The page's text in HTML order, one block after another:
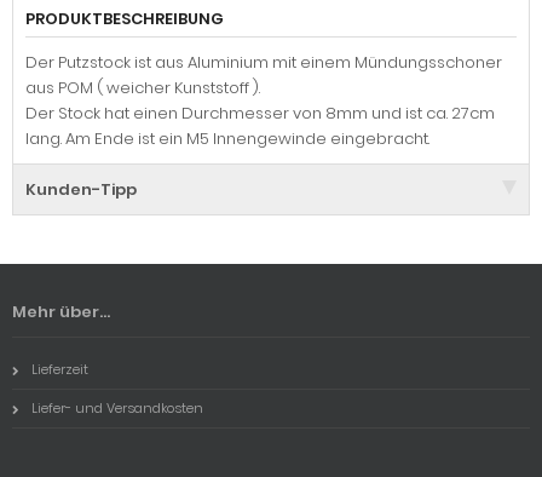
PRODUKTBESCHREIBUNG
Der Putzstock ist aus Aluminium mit einem Mündungsschoner
aus POM ( weicher Kunststoff ).
Der Stock hat einen Durchmesser von 8mm und ist ca. 27cm
lang. Am Ende ist ein M5 Innengewinde eingebracht.
Kunden-Tipp
Mehr über...
Lieferzeit
Liefer- und Versandkosten